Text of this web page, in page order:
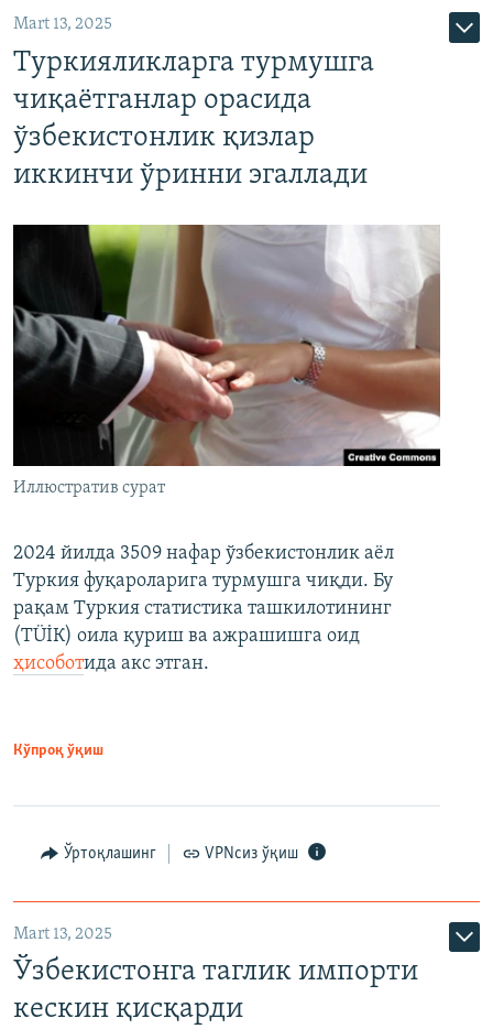
Mart 13, 2025
Туркияликларга турмушга
чиқаётганлар орасида
ўзбекистонлик қизлар
иккинчи ўринни эгаллади
Иллюстратив сурат
2024 йилда 3509 нафар ўзбекистонлик аёл
Туркия фуқароларига турмушга чиқди. Бу
рақам Туркия статистика ташкилотининг
(ТÜİК) оила қуриш ва ажрашишга оид
ҳисоботида акс этган.
Кўпроқ ўқиш
Ўртоқлашинг VPNсиз ўқиш
Mart 13, 2025
Ўзбекистонга таглик импорти
кескин қисқарди